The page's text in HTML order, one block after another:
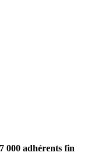
000 adhérents fin